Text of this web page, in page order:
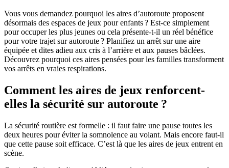
Vous vous demandez pourquoi les aires d’autoroute proposent
désormais des espaces de jeux pour enfants ? Est-ce simplement
pour occuper les plus jeunes ou cela présente-t-il un réel bénéfice
pour votre trajet sur autoroute ? Planifiez un arrêt sur une aire
équipée et dites adieu aux cris à l’arrière et aux pauses bâclées.
Découvrez pourquoi ces aires pensées pour les familles transforment
vos arrêts en vraies respirations.
Comment les aires de jeux renforcent-
elles la sécurité sur autoroute ?
La sécurité routière est formelle : il faut faire une pause toutes les
deux heures pour éviter la somnolence au volant. Mais encore faut-il
que cette pause soit efficace. C’est là que les aires de jeux entrent en
scène.